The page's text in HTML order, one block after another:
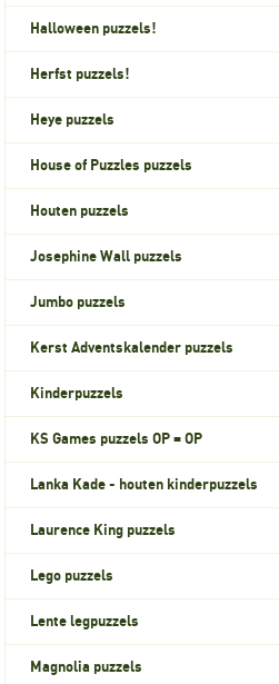
Halloween puzzels!
Herfst puzzels!
Heye puzzels
House of Puzzles puzzels
Houten puzzels
Josephine Wall puzzels
Jumbo puzzels
Kerst Adventskalender puzzels
Kinderpuzzels
KS Games puzzels OP = OP
Lanka Kade - houten kinderpuzzels
Laurence King puzzels
Lego puzzels
Lente legpuzzels
Magnolia puzzels